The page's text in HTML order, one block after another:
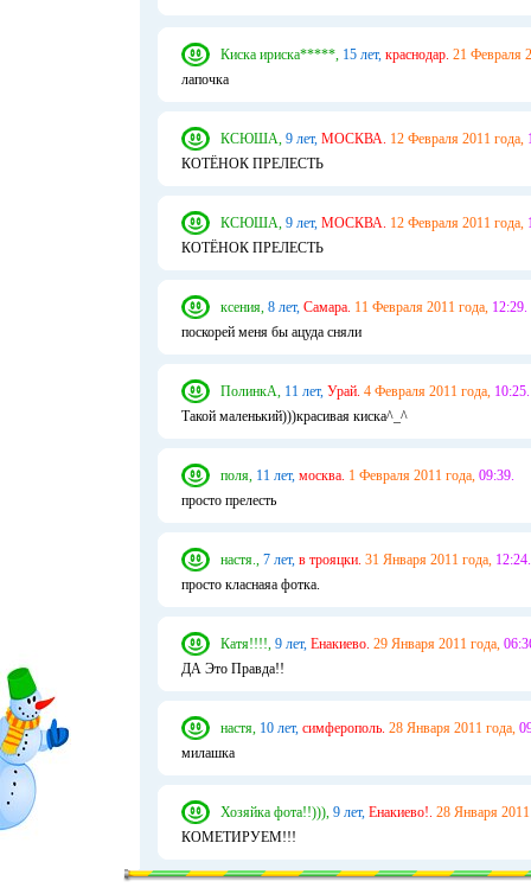
Киска ириска*****, 15 лет, краснодар. 21 Февраля
лапочка
КСЮША, 9 лет, МОСКВА. 12 Февраля 2011 года,
КОТЁНОК ПРЕЛЕСТЬ
КСЮША, 9 лет, МОСКВА. 12 Февраля 2011 года,
КОТЁНОК ПРЕЛЕСТЬ
ксения, 8 лет, Самара. 11 Февраля 2011 года, 12:29.
поскорей меня бы ацуда сняли
ПолинкА, 11 лет, Урай. 4 Февраля 2011 года, 10:25.
Такой маленький)))красивая киска^_^
поля, 11 лет, москва. 1 Февраля 2011 года, 09:39.
просто прелесть
настя., 7 лет, в трояцки. 31 Января 2011 года, 12:24.
просто класнаяа фотка.
Катя!!!!, 9 лет, Енакиево. 29 Января 2011 года,
ДА Это Правда!!
настя, 10 лет, симферополь. 28 Января 2011 года,
милашка
Хозяйка фота!!))), 9 лет, Енакиево!. 28 Января 2011
КОМЕТИРУЕМ!!!